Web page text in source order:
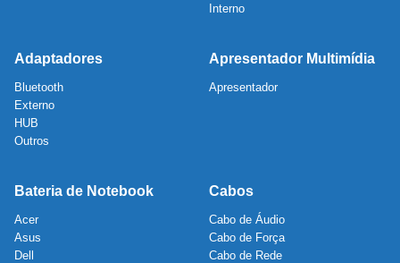
Interno
Adaptadores
Bluetooth
Externo
HUB
Outros
Apresentador Multimídia
Apresentador
Bateria de Notebook
Acer
Asus
Dell
Cabos
Cabo de Áudio
Cabo de Força
Cabo de Rede